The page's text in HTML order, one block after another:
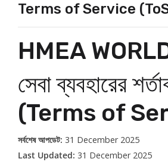
Terms of Service
HMEA
সেবা ব্যবহারের
(Terms of
সর্বশেষ আপডেট: 31 December 2025
Last Updated: 31 December 2025